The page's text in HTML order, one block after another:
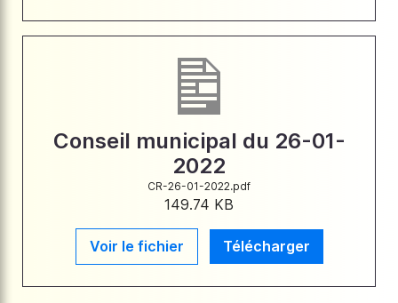
Conseil municipal du 26-01-
2022
CR-26-01-2022.pdf
149.74 KB
Voir le fichier Télécharger